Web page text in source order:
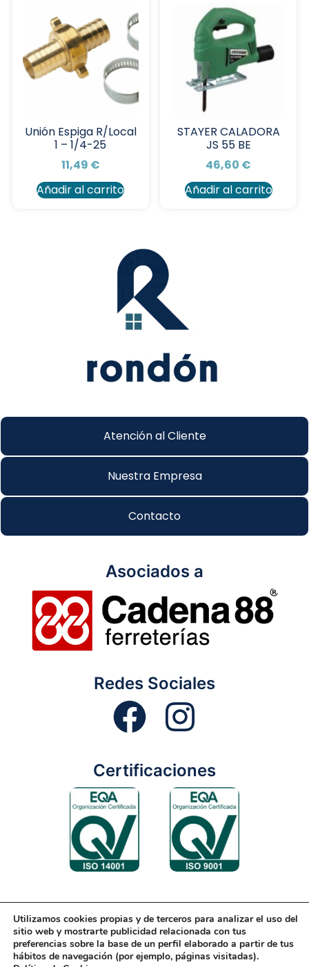
Unión Espiga R/Local
1 – 1/4-25
11,49 €
Añadir al carrito
STAYER CALADORA
JS 55 BE
46,60 €
Añadir al carrito
Atención al Cliente
Nuestra Empresa
Contacto
Asociados a
Redes Sociales
Certificaciones
Aviso Legal Condiciones Generales
Diseño Web
Política de Cookies
Política de Gestión
Utilizamos cookies propias y de terceros para analizar el uso del
sitio web y mostrarte publicidad relacionada con tus
preferencias sobre la base de un perfil elaborado a partir de tus
hábitos de navegación (por ejemplo, páginas visitadas).